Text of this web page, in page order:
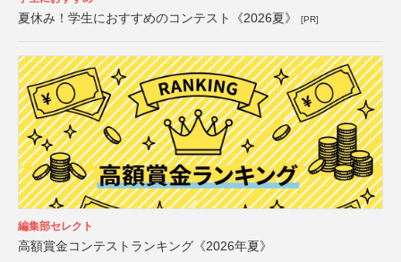
夏休み！学生におすすめのコンテスト《2026夏》 [PR]
編集部セレクト
高額賞金コンテストランキング《2026年夏》